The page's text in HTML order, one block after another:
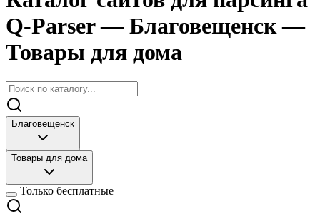
Q-Parser— Благовещенск —
Товары для дома
Благовещенск
Товары для дома
Только бесплатные